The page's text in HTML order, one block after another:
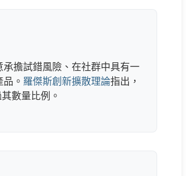
擔試錯風險、在社群中具有一
。 羅傑斯創新擴散理論指出，
數量比例。